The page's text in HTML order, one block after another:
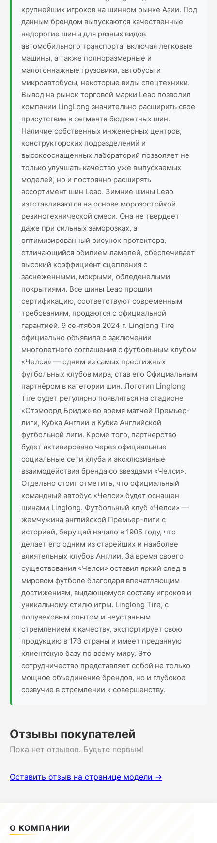
крупнейших игроков на шинном рынке Азии. Под
данным брендом выпускаются качественные
недорогие шины для разных видов
автомобильного транспорта, включая легковые
машины, а также полноразмерные и
малотоннажные грузовики, автобусы и
микроавтобусы, некоторые виды спецтехники.
Вывод на рынок торговой марки Leao позволил
компании LingLong значительно расширить свое
присутствие в сегменте бюджетных шин.
Наличие собственных инженерных центров,
конструкторских подразделений и
высокооснащенных лабораторий позволяет не
только улучшать качество уже выпускаемых
моделей, но и постоянно расширять
ассортимент шин Leao. Зимние шины Leao
изготавливаются на основе морозостойкой
резинотехнической смеси. Она не твердеет
даже при сильных заморозках, а
оптимизированный рисунок протектора,
отличающийся обилием ламелей, обеспечивает
высокий коэффициент сцепления с
заснеженными, мокрыми, обледенелыми
покрытиями. Все шины Leao прошли
сертификацию, соответствуют современным
требованиям, продаются с официальной
гарантией. 9 сентября 2024 г. Linglong Tire
официально объявила о заключении
многолетнего соглашения с футбольным клубом
«Челси» — одним из самых престижных
футбольных клубов мира, став его Официальным
партнёром в категории шин. Логотип Linglong
Tire будет регулярно появляться на стадионе
«Стэмфорд Бридж» во время матчей Премьер-
лиги, Кубка Англии и Кубка Английской
футбольной лиги. Кроме того, партнерство
будет активировано через официальные
социальные сети клуба и эксклюзивные
взаимодействия бренда со звездами «Челси».
Отдельно стоит отметить, что официальный
командный автобус «Челси» будет оснащен
шинами Linglong. Футбольный клуб «Челси» —
жемчужина английской Премьер-лиги с
историей, берущей начало в 1905 году, что
делает его одним из старейших и наиболее
влиятельных клубов Англии. За время своего
существования «Челси» оставил яркий след в
мировом футболе благодаря впечатляющим
достижениям, выдающемуся составу игроков и
уникальному стилю игры. Linglong Tire, с
полувековым опытом и неустанным
стремлением к качеству, экспортирует свою
продукцию в 173 страны и имеет преданную
клиентскую базу по всему миру. Это
сотрудничество представляет собой не только
мощное объединение брендов, но и глубокое
созвучие в стремлении к совершенству.
Отзывы покупателей
Пока нет отзывов. Будьте первым!
Оставить отзыв на странице модели →
О КОМПАНИИ